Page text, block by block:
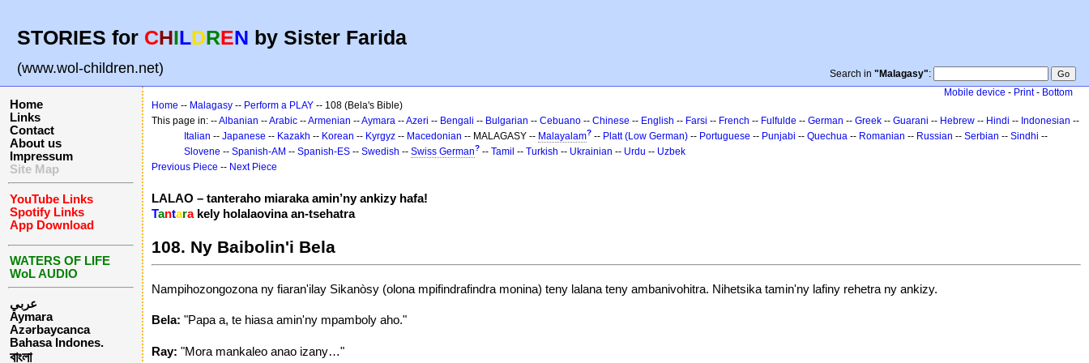
STORIES for CHILDREN by Sister Farida
(www.wol-children.net) Search in "Malagasy":
Home
Links
Contact
About us
Impressum
Site Map
YouTube Links
Spotify Links
App Download
WATERS OF LIFE
WoL AUDIO
عربي
Aymara
Azərbaycanca
Bahasa Indones.
বাংলা
Mobile device - Print- Bottom
Home -- Malagasy -- Perform a PLAY -- 108 (Bela's Bible)
This page in: --Albanian --Arabic --Armenian --Aymara --Azeri -- Bengali -- Bulgarian -- Cebuano -- Chinese -- English -- Farsi -- French -- Fulfulde -- German -- Greek -- Guarani -- Hebrew -- Hindi -- Indonesian --
Italian -- Japanese -- Kazakh -- Korean -- Kyrgyz -- Macedonian -- MALAGASY -- Malayalam? -- Platt (Low German) -- Portuguese -- Punjabi -- Quechua -- Romanian -- Russian -- Serbian -- Sindhi --
Slovene -- Spanish-AM -- Spanish-ES -- Swedish -- Swiss German? -- Tamil -- Turkish -- Ukrainian -- Urdu -- Uzbek
Previous Piece -- Next Piece
LALAO – tanteraho miaraka amin’ny ankizy hafa!
Tantarakely holalaovina an-tsehatra
108. Ny Baibolin'i Bela
Nampihozongozona ny fiaran'ilay Sikanòsy (olona mpifindrafindra monina) teny lalana teny ambanivohitra. Nihetsika tamin'ny lafiny rehetra ny ankizy.
Bela: "Papa a, te hiasa amin'ny mpamboly aho."
Ray: "Mora mankaleo anao izany…"